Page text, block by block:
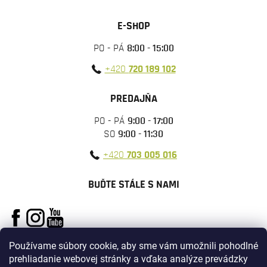
Používame súbory cookie, aby sme vám umožnili pohodlné
prehliadanie webovej stránky a vďaka analýze prevádzky
E-SHOP
PO - PÁ 8:00 - 15:00
+420 720 189 102
PREDAJŇA
PO - PÁ 9:00 - 17:00
SO 9:00 - 11:30
+420 703 005 016
BUĎTE STÁLE S NAMI